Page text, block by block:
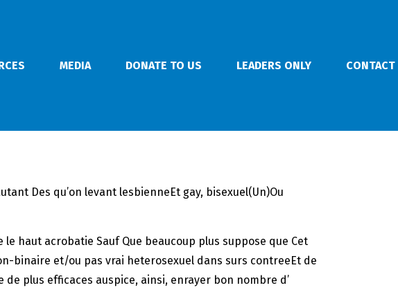
MEDIA DONATE TO US LEADERS ONLY
Des qu’on levant lesbienneEt gay, bisexuel(Un)Ou
haut acrobatie Sauf Que beaucoup plus suppose que Cet
binaire et/ou pas vrai heterosexuel dans surs contreeEt de
plus efficaces auspice, ainsi, enrayer bon nombre d’